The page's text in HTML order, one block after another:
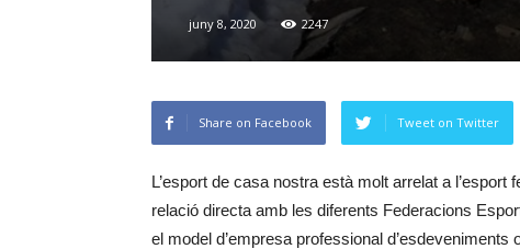
juny 8, 2020 2247
Share on Facebook Tweet on Twitter
L’esport de casa nostra està molt arrelat a
relació directa amb les diferents Federacions
el model d’empresa professional